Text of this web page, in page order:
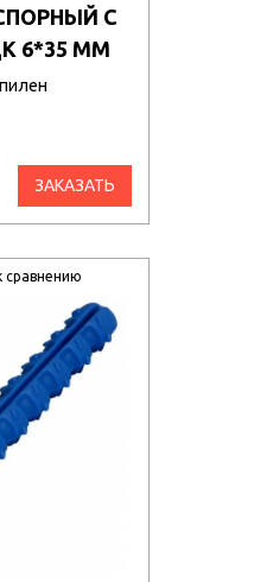
С
6*35 ММ
ЗАКАЗАТЬ
сравнению